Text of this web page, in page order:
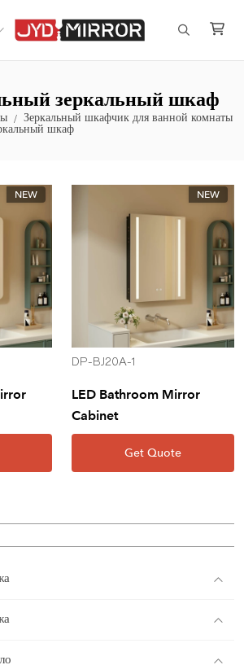
зеркальный шкаф
Зеркальный шкафчик для ванной комнаты
шкаф
NEW NEW
DP-BJ20A-1
LED Bathroom Mirror
Cabinet
Get Quote